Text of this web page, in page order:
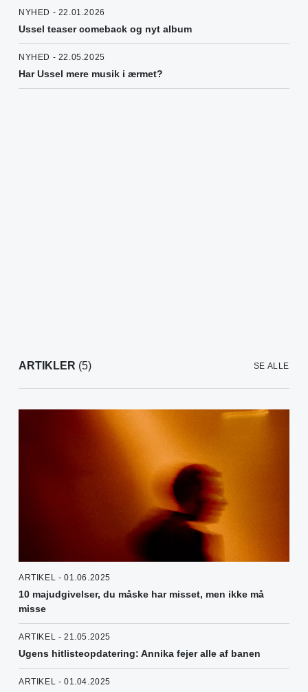
NYHED - 22.01.2026
Ussel teaser comeback og nyt album
NYHED - 22.05.2025
Har Ussel mere musik i ærmet?
ARTIKLER (5) SE ALLE
ARTIKEL - 01.06.2025
10 majudgivelser, du måske har misset, men ikke må
misse
ARTIKEL - 21.05.2025
Ugens hitlisteopdatering: Annika fejer alle af banen
ARTIKEL - 01.04.2025